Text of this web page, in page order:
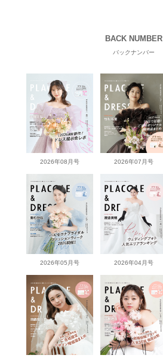
BACK NUMBER
バックナンバー
2026年08月号 2026年07月号
2026年05月号 2026年04月号